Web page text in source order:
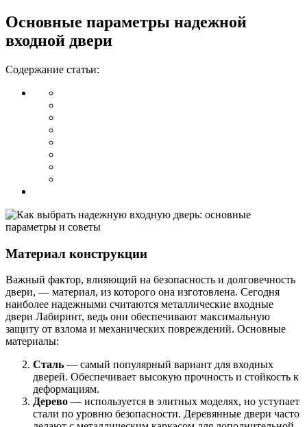
Основные параметры надежной
входной двери
Содержание статьи:
Материал конструкции
Важный фактор, влияющий на безопасность и долговечность
двери, — материал, из которого она изготовлена. Сегодня
наиболее надежными считаются металлические входные
двери Лабиринт, ведь они обеспечивают максимальную
защиту от взлома и механических повреждений. Основные
материалы:
Сталь — самый популярный вариант для входных
дверей. Обеспечивает высокую прочность и стойкость к
деформациям.
Дерево — используется в элитных моделях, но уступает
стали по уровню безопасности. Деревянные двери часто